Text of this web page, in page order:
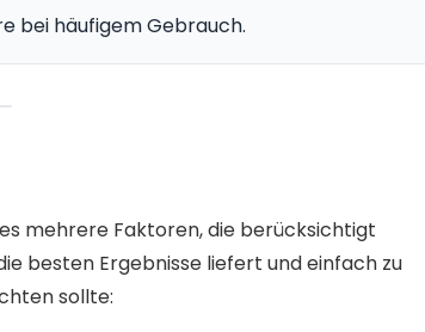
bei häufigem Gebrauch.
mehrere Faktoren, die berücksichtigt
besten Ergebnisse liefert und einfach zu
sollte: